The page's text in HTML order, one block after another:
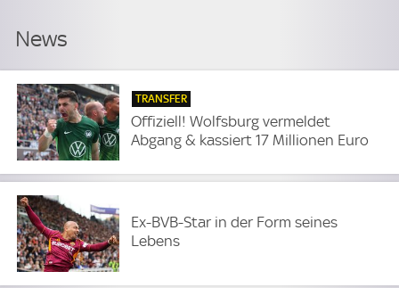
TRANSFER
Offiziell! Wolfsburg vermeldet
Abgang & kassiert 17 Millionen Euro
Ex-BVB-Star in der Form seines
Lebens